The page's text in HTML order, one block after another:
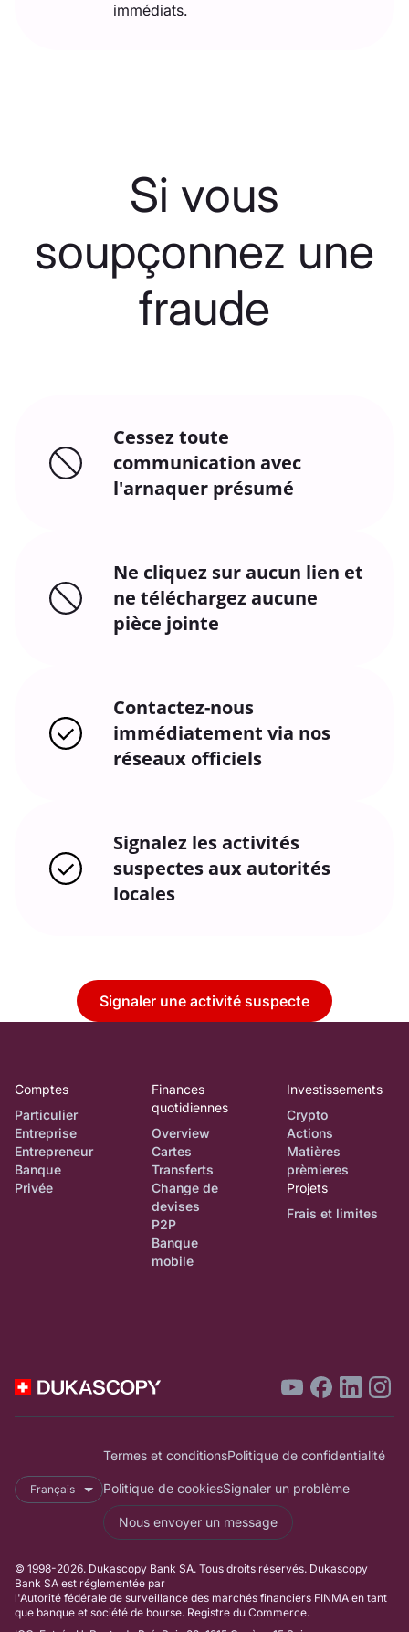
immédiats.
Si vous
soupçonnez une
fraude
Cessez toute
communication avec
l'arnaquer présumé
Ne cliquez sur aucun lien et
ne téléchargez aucune
pièce jointe
Contactez-nous
immédiatement via nos
réseaux officiels
Signalez les activités
suspectes aux autorités
locales
Signaler une activité suspecte
Comptes
Particulier
Entreprise
Entrepreneur
Banque
Privée
Finances
quotidiennes
Overview
Cartes
Transferts
Change de
devises
P2P
Banque
mobile
Investissements
Crypto
Actions
Matières
prèmieres
Projets
Frais et limites
Français
Termes et conditionsPolitique de confidentialité
Politique de cookiesSignaler un problème
Nous envoyer un message
© 1998-2026. Dukascopy Bank SA. Tous droits réservés. Dukascopy
Bank SA est réglementée par
l'Autorité fédérale de surveillance des marchés financiers FINMA en tant
que banque et société de bourse. Registre du Commerce.